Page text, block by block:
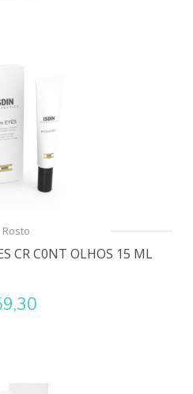
Rosto
CR C0NT OLHOS 15 ML